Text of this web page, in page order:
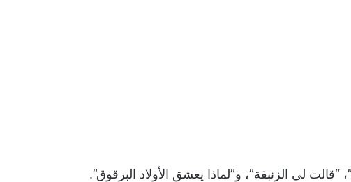
لي الزنبقة”، و”لماذا يعشق الأولاد البرقوق”.